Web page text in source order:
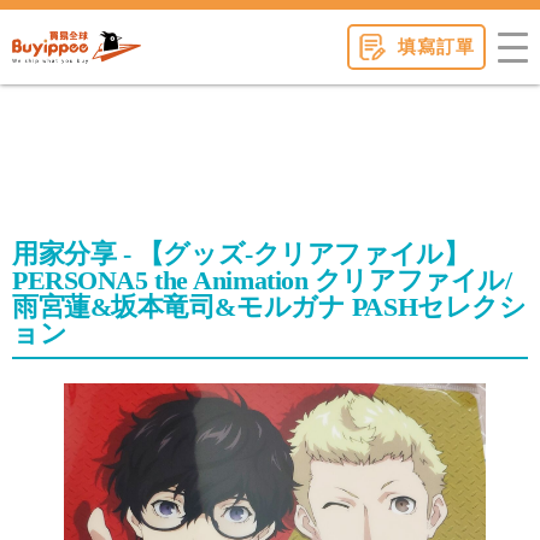
填寫訂單
用家分享 - 【グッズ-クリアファイル】
PERSONA5 the Animation クリアファイル/
雨宮蓮&坂本竜司&モルガナ PASHセレクシ
ョン